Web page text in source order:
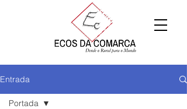
Entrada
Portada